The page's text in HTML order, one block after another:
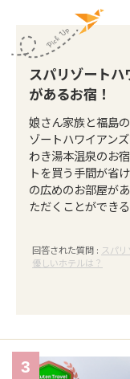
スパリゾートハ
があるお宿！
娘さん家族と福島
ゾートハワイアン
わき湯本温泉のお
トを買う手間が省
の広めのお部屋が
ただくことができ
回答された質問 : スパ
優しいホテルは？
3